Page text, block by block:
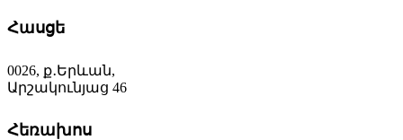
Հասցե
0026, ք․Երևան,
Արշակունյաց 46
Հեռախոս